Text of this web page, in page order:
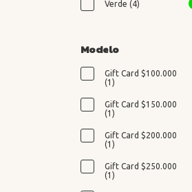
Verde (4)
Modelo
Gift Card $100.000
(1)
Gift Card $150.000
(1)
Gift Card $200.000
(1)
Gift Card $250.000
(1)